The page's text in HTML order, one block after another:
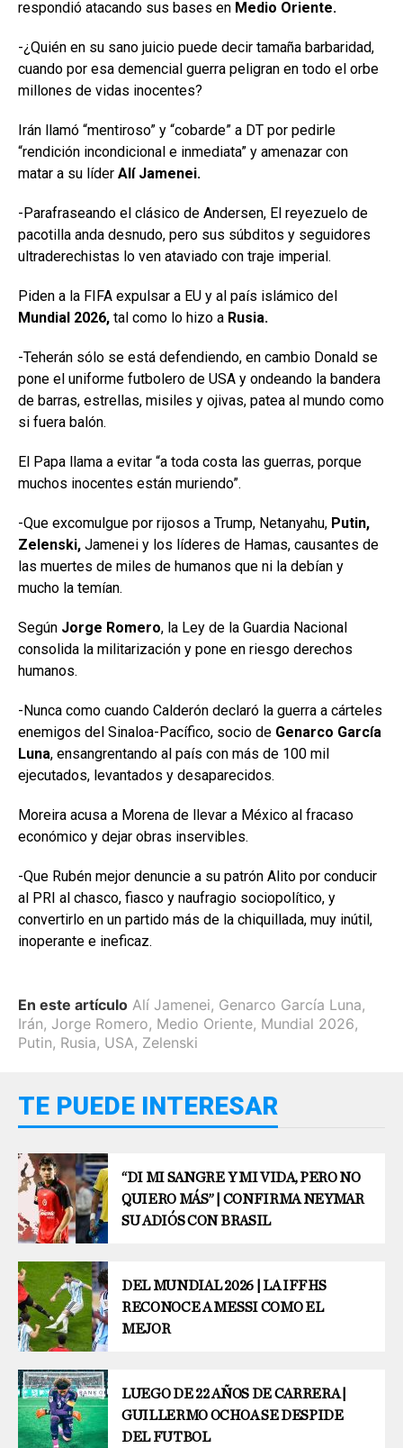
respondió atacando sus bases en Medio Oriente.
-¿Quién en su sano juicio puede decir tamaña barbaridad,
cuando por esa demencial guerra peligran en todo el orbe
millones de vidas inocentes?
Irán llamó “mentiroso” y “cobarde” a DT por pedirle
“rendición incondicional e inmediata” y amenazar con
matar a su líder Alí Jamenei.
-Parafraseando el clásico de Andersen, El reyezuelo de
pacotilla anda desnudo, pero sus súbditos y seguidores
ultraderechistas lo ven ataviado con traje imperial.
Piden a la FIFA expulsar a EU y al país islámico del
Mundial 2026, tal como lo hizo a Rusia.
-Teherán sólo se está defendiendo, en cambio Donald se
pone el uniforme futbolero de USA y ondeando la bandera
de barras, estrellas, misiles y ojivas, patea al mundo como
si fuera balón.
El Papa llama a evitar “a toda costa las guerras, porque
muchos inocentes están muriendo”.
-Que excomulgue por rijosos a Trump, Netanyahu, Putin,
Zelenski, Jamenei y los líderes de Hamas, causantes de
las muertes de miles de humanos que ni la debían y
mucho la temían.
Según Jorge Romero, la Ley de la Guardia Nacional
consolida la militarización y pone en riesgo derechos
humanos.
-Nunca como cuando Calderón declaró la guerra a cárteles
enemigos del Sinaloa-Pacífico, socio de Genarco García
Luna, ensangrentando al país con más de 100 mil
ejecutados, levantados y desaparecidos.
Moreira acusa a Morena de llevar a México al fracaso
económico y dejar obras inservibles.
-Que Rubén mejor denuncie a su patrón Alito por conducir
al PRI al chasco, fiasco y naufragio sociopolítico, y
convertirlo en un partido más de la chiquillada, muy inútil,
inoperante e ineficaz.
En este artículo Alí Jamenei, Genarco García Luna,
Irán, Jorge Romero, Medio Oriente, Mundial 2026,
Putin, Rusia, USA, Zelenski
TE PUEDE INTERESAR
“DI MI SANGRE Y MI VIDA, PERO NO
QUIERO MÁS” | CONFIRMA NEYMAR
SU ADIÓS CON BRASIL
DEL MUNDIAL 2026 | LA IFFHS
RECONOCE A MESSI COMO EL
MEJOR
LUEGO DE 22 AÑOS DE CARRERA |
GUILLERMO OCHOA SE DESPIDE
DEL FUTBOL